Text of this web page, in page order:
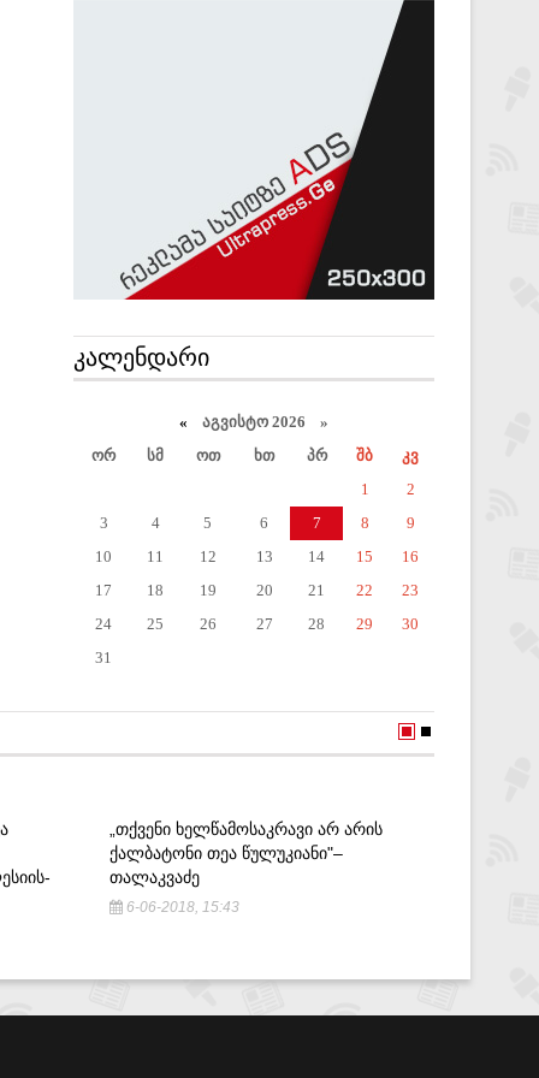
ᲙᲐᲚᲔᲜᲓᲐᲠᲘ
« აგვისტო 2026 »
ორ
სმ ოთ ხთ პრ შბ
კვ
1
2
3
4 5 6 7 8
9
10
11 12 13 14 15
16
17
18 19 20 21 22
23
24
25 26 27 28 29
30
31
„ᲗᲥᲕᲔᲜᲘ ᲮᲔᲚᲬᲐᲛᲝᲡᲐᲙᲠᲐᲕᲘ ᲐᲠ ᲐᲠᲘᲡ
ᲥᲐᲚᲑᲐᲢᲝᲜᲘ ᲗᲔᲐ ᲬᲣᲚᲣᲙᲘᲐᲜᲘ"–
ᲗᲐᲚᲐᲙᲕᲐᲫᲔ
6-06-2018, 15:43